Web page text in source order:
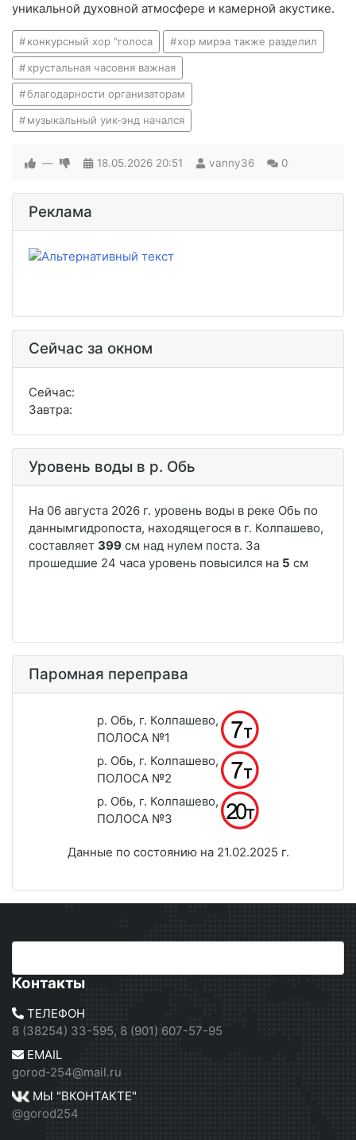
уникальной духовной атмосфере и камерной акустике.
конкурсный хор "голоса хор мирэа также разделил
хрустальная часовня важная
благодарности организаторам
музыкальный уик-энд начался
— 18.05.2026 20:51 vanny36 0
Реклама
Сейчас за окном
Сейчас:
Завтра:
Уровень воды в р. Обь
Паромная переправа
р. Обь, г. Колпашево,
ПОЛОСА №1
р. Обь, г. Колпашево,
ПОЛОСА №2
р. Обь, г. Колпашево,
ПОЛОСА №3
Данные по состоянию на 21.02.2025 г.
Контакты
ТЕЛЕФОН
8 (38254) 33-595, 8 (901) 607-57-95
EMAIL
gorod-254@mail.ru
МЫ "ВКОНТАКТЕ"
@gorod254